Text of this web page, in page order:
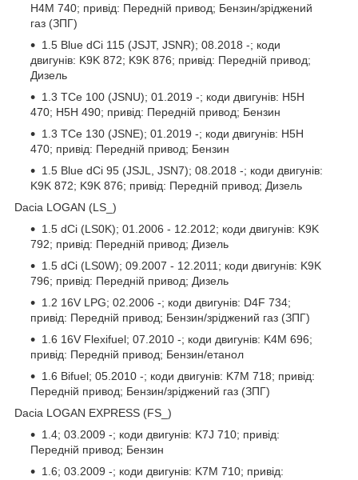
H4M 740; привід: Передній привод; Бензин/зріджений
газ (ЗПГ)
1.5 Blue dCi 115 (JSJT, JSNR); 08.2018 -; коди
двигунів: K9K 872; K9K 876; привід: Передній привод;
Дизель
1.3 TCe 100 (JSNU); 01.2019 -; коди двигунів: H5H
470; H5H 490; привід: Передній привод; Бензин
1.3 TCe 130 (JSNE); 01.2019 -; коди двигунів: H5H
470; привід: Передній привод; Бензин
1.5 Blue dCi 95 (JSJL, JSN7); 08.2018 -; коди двигунів:
K9K 872; K9K 876; привід: Передній привод; Дизель
Dacia LOGAN (LS_)
1.5 dCi (LS0K); 01.2006 - 12.2012; коди двигунів: K9K
792; привід: Передній привод; Дизель
1.5 dCi (LS0W); 09.2007 - 12.2011; коди двигунів: K9K
796; привід: Передній привод; Дизель
1.2 16V LPG; 02.2006 -; коди двигунів: D4F 734;
привід: Передній привод; Бензин/зріджений газ (ЗПГ)
1.6 16V Flexifuel; 07.2010 -; коди двигунів: K4M 696;
привід: Передній привод; Бензин/етанол
1.6 Bifuel; 05.2010 -; коди двигунів: K7M 718; привід:
Передній привод; Бензин/зріджений газ (ЗПГ)
Dacia LOGAN EXPRESS (FS_)
1.4; 03.2009 -; коди двигунів: K7J 710; привід:
Передній привод; Бензин
1.6; 03.2009 -; коди двигунів: K7M 710; привід: